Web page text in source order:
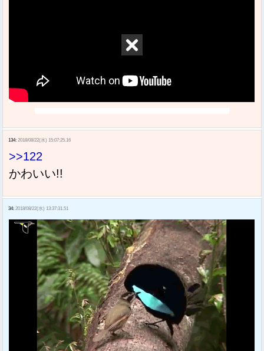
134: 2018/08/22(水) 15:07:25.16
>>122
かわいい!!
34: 2018/08/22(水) 13:37:31.51